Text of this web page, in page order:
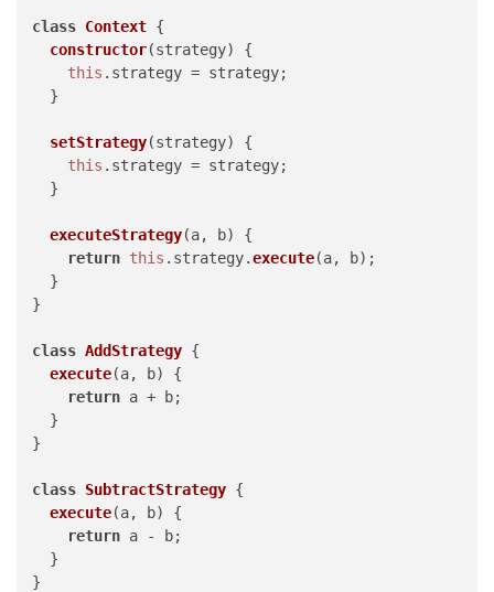
class Context {
constructor(strategy) {
this . strategy = strategy;
  }
setStrategy(strategy) {
this . strategy = strategy;
  }
executeStrategy(a, b) {
return this . strategy.execute(a, b);
  }
}
class AddStrategy {
execute(a, b) {
return a + b;
  }
}
class SubtractStrategy {
execute(a, b) {
return a - b;
  }
}